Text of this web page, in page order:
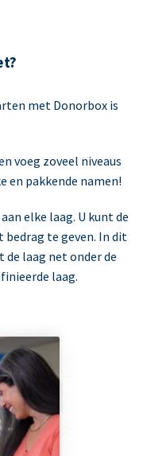
met Donorbox is
voeg zoveel niveaus
en pakkende namen!
elke laag. U kunt de
te geven. In dit
de laag net onder de
laag.